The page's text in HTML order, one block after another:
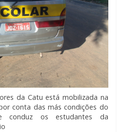
da Catu está mobilizada na
conta das más condições do
conduz os estudantes da